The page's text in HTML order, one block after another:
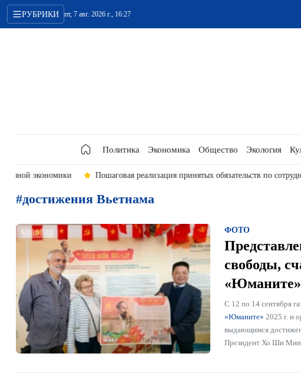
РУБРИКИ пт, 7 авг. 2026 г., 16:27
Политика Экономика Общество Экология
Пошаговая реализация принятых обязательств по сотрудничеству
#достижения Вьетнама
ФОТО
свободы,
«Юманите»
С 12 по 14 сентября
«Юманите» 2025 г. и
выдающимся
Президент Хо Ши Мин